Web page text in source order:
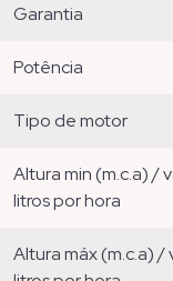
garantia
potência
tipo de motor
altura min (m.c.a) / vazão
litros por hora
altura máx (m.c.a) / vazão